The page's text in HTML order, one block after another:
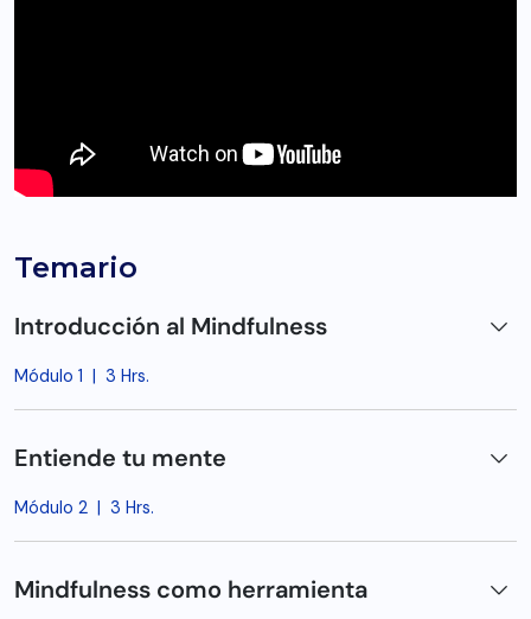
Temario
Introducción al Mindfulness
Módulo 1 | 3 Hrs.
Entiende tu mente
Módulo 2 | 3 Hrs.
Mindfulness como herramienta